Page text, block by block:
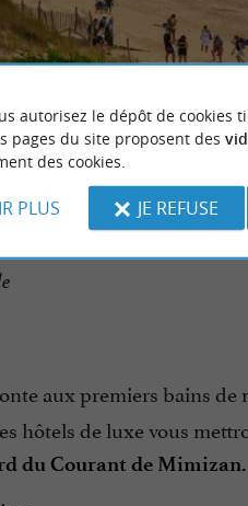
aux premiers bains de
hôtels de luxe vous
du Courant de Mimizan.
autorisez le dépôt de cookies
pages du site proposent des
des cookies.
PLUS JE REFUSE